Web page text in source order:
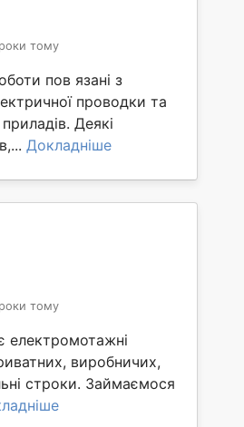
тому
пов язані з
проводки та
Деякі
Докладніше
тому
електромотажні
виробничих,
строки. Займаємося